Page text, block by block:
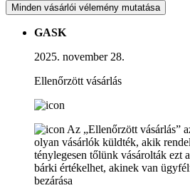
Minden vásárlói vélemény mutatása
GASK
2025. november 28.
Ellenőrzött vásárlás
Az „Ellenőrzött vásárlás”
olyan vásárlók küldték, akik
ténylegesen tőlünk vásárolták ezt
bárki értékelhet, akinek van
bezárása